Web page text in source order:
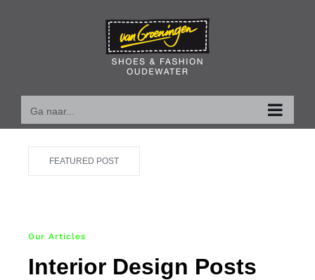
Ga naar...
FEATURED POST
Our Articles
Interior Design Posts